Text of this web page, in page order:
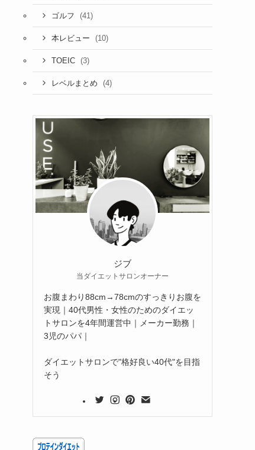
ゴルフ (41)
本レビュー (10)
TOEIC (3)
レベルまとめ (4)
ジブ
当ダイエットサロンオーナー
お腹まわり88cm→78cmのすっきりお腹を
実現｜40代男性・女性のためのダイエッ
トサロンを4年間運営中｜メーカー勤務｜
3児のパパ｜
ダイエットサロンで"格好良い40代"を目指
そう